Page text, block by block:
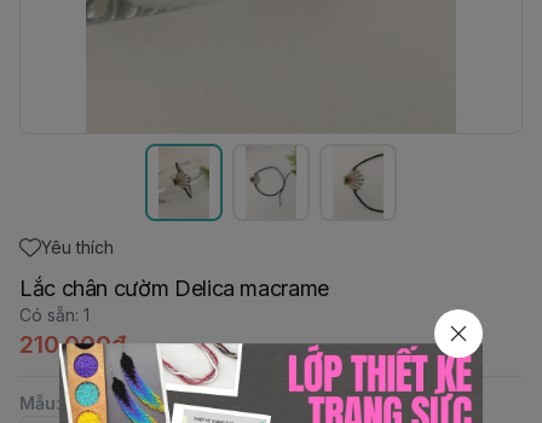
Yêu thích
Lắc chân cườm Delica macrame
Có sẵn: 1
210.000đ
Mẫu: